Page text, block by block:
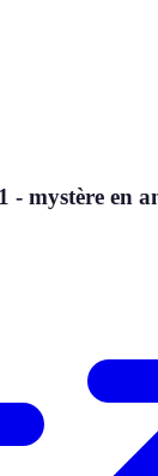
- mystère en